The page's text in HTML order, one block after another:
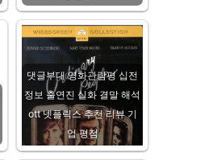
댓글부대 영화관람평 십전
정보 출연진 실화 결말 해석
ott 넷플릭스 추천 리뷰 기
업 평점